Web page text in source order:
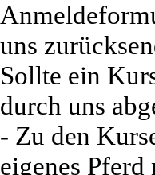
uns
Sollte ein
durch uns
- Zu den
eigenes